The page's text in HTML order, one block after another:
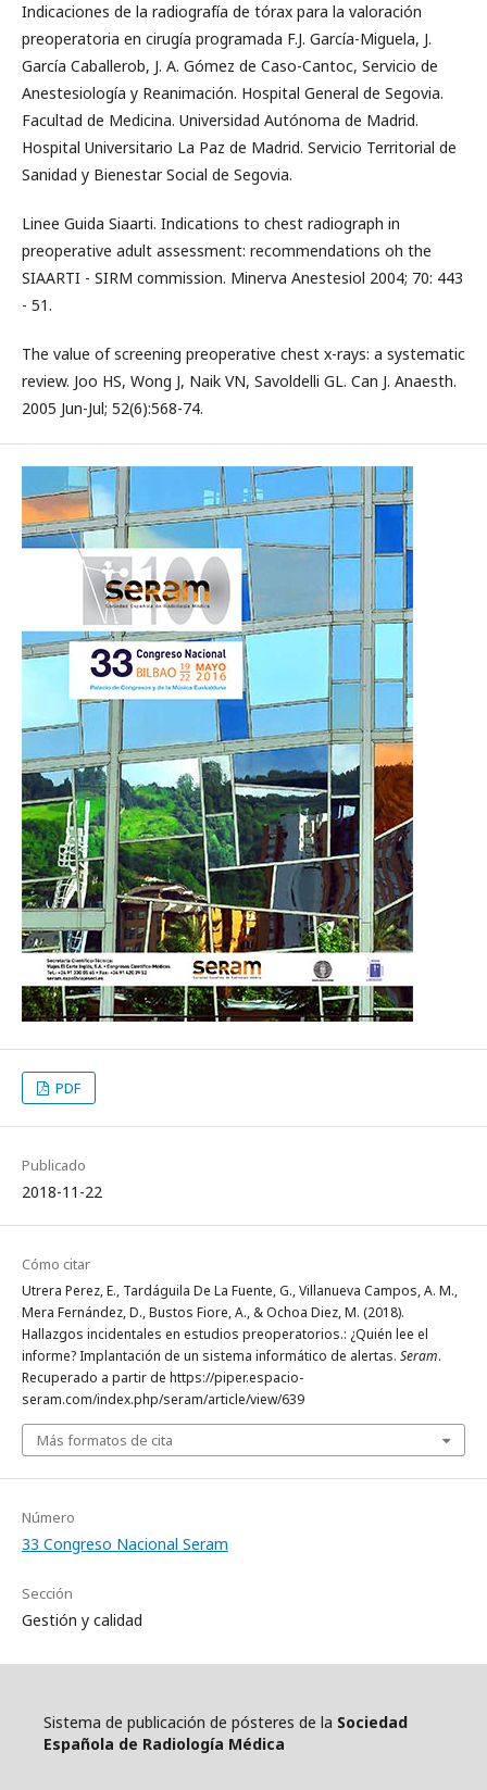
Indicaciones de la radiografía de tórax para la valoración
preoperatoria en cirugía programada F.J. García-Miguela, J.
García Caballerob, J. A. Gómez de Caso-Cantoc, Servicio de
Anestesiología y Reanimación. Hospital General de Segovia.
Facultad de Medicina. Universidad Autónoma de Madrid.
Hospital Universitario La Paz de Madrid. Servicio Territorial de
Sanidad y Bienestar Social de Segovia.
Linee Guida Siaarti. Indications to chest radiograph in
preoperative adult assessment: recommendations oh the
SIAARTI - SIRM commission. Minerva Anestesiol 2004; 70: 443
- 51.
The value of screening preoperative chest x-rays: a systematic
review. Joo HS, Wong J, Naik VN, Savoldelli GL. Can J. Anaesth.
2005 Jun-Jul; 52(6):568-74.
PDF
Publicado
2018-11-22
Cómo citar
Utrera Perez, E., Tardáguila De La Fuente, G., Villanueva Campos, A. M.,
Mera Fernández, D., Bustos Fiore, A., & Ochoa Diez, M. (2018).
Hallazgos incidentales en estudios preoperatorios.: ¿Quién lee el
informe? Implantación de un sistema informático de alertas. Seram.
Recuperado a partir de https://piper.espacio-
seram.com/index.php/seram/article/view/639
Más formatos de cita
Número
33 Congreso Nacional Seram
Sección
Gestión y calidad
Sistema de publicación de pósteres de la Sociedad
Española de Radiología Médica